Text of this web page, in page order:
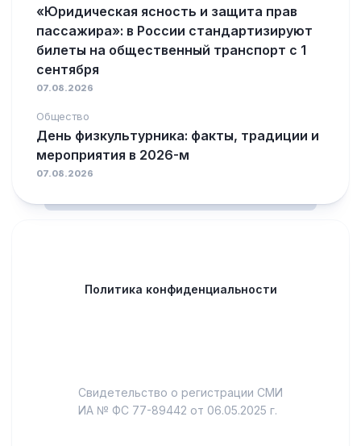
«Юридическая ясность и защита прав
пассажира»: в России стандартизируют
билеты на общественный транспорт с 1
сентября
07.08.2026
Общество
День физкультурника: факты, традиции и
мероприятия в 2026-м
07.08.2026
Политика конфиденциальности
Свидетельство о регистрации СМИ
ИА № ФС 77-89442 от 06.05.2025 г.